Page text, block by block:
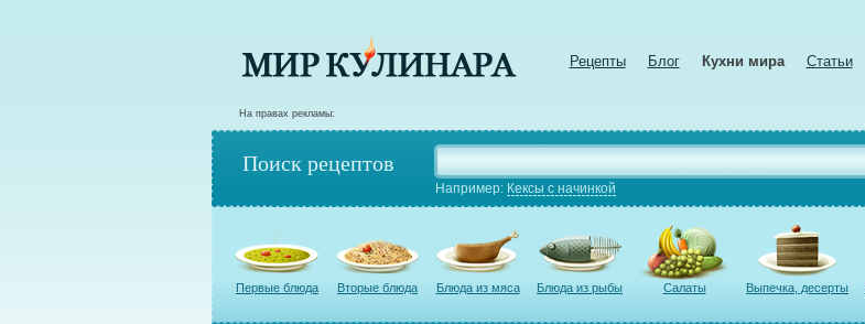
Рецепты Блог Кухни мира Статьи
На правах рекламы:
Поиск рецептов
Например: Кексы с начинкой
Первые блюда Вторые блюда Блюда из мяса Блюда из рыбы Салаты Выпечка, десерты